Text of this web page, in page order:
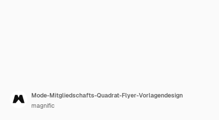
Mode-Mitgliedschafts-Quadrat-Flyer-Vorlagendesign
magnific